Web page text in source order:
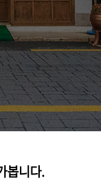
봅니다.